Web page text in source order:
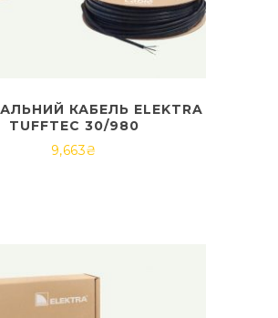
КАБЕЛЬ ELEKTRA
TUFFTEC 30/980
9,663₴